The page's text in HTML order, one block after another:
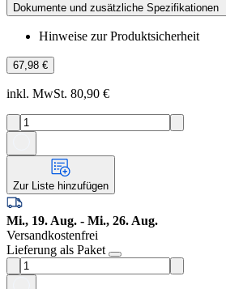
Dokumente und zusätzliche Spezifikationen
Hinweise zur Produktsicherheit
67,98 €
inkl. MwSt. 80,90 €
Zur Liste hinzufügen
Mi., 19. Aug. - Mi., 26. Aug.
Versandkostenfrei
Lieferung als Paket